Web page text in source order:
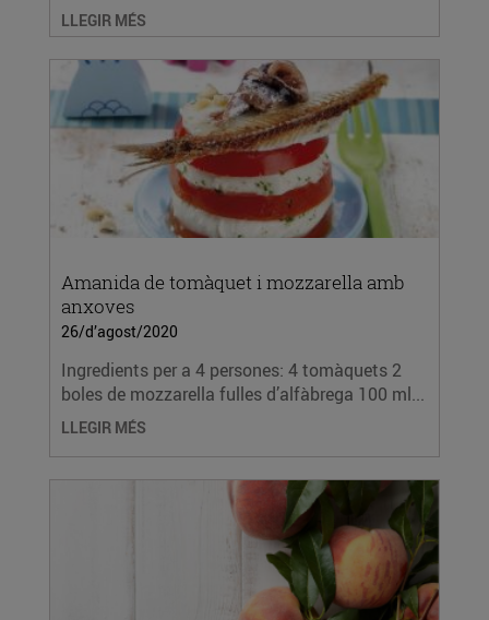
LLEGIR MÉS
Amanida de tomàquet i mozzarella amb
anxoves
26/d’agost/2020
Ingredients per a 4 persones: 4 tomàquets 2
boles de mozzarella fulles d’alfàbrega 100 ml...
LLEGIR MÉS